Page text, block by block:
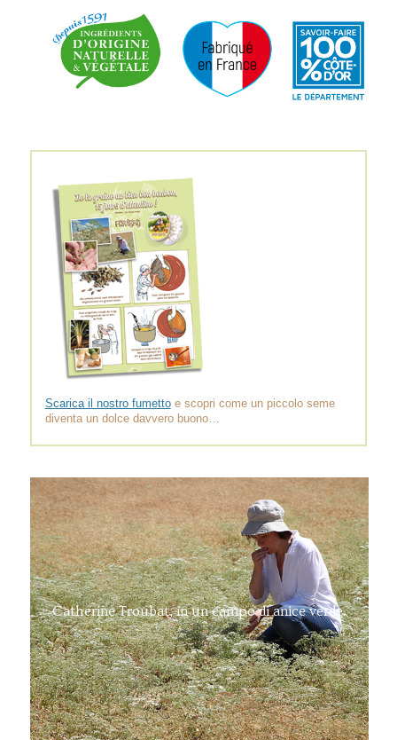
Scarica il nostro fumettoe scopri come un piccolo seme
diventa un dolce davvero buono…
Catherine Troubat, in un campo di anice verde.